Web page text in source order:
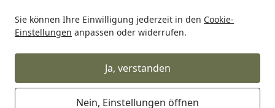
Sie können Ihre Einwilligung jederzeit in den Cookie-
Einstellungen anpassen oder widerrufen.
Ja, verstanden
Nein, Einstellungen öffnen
Startseite
Wohnen & Haushalt Aufbewahren & Organisieren
Schlüsselaufbewahrung
Ihre Artikelübersicht